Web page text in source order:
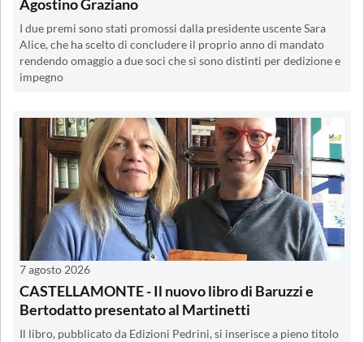
Agostino Graziano
I due premi sono stati promossi dalla presidente uscente Sara
Alice, che ha scelto di concludere il proprio anno di mandato
rendendo omaggio a due soci che si sono distinti per dedizione e
impegno
7 agosto 2026
CASTELLAMONTE - Il nuovo libro di Baruzzi e
Bertodatto presentato al Martinetti
Il libro, pubblicato da Edizioni Pedrini, si inserisce a pieno titolo